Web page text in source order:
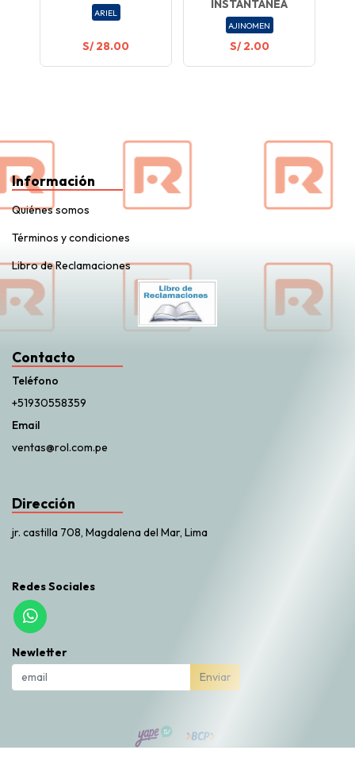
ARIEL
S/ 28.00
INSTANTÁNEA
AJINOMEN
S/ 2.00
Información
Quiénes somos
Términos y condiciones
Libro de Reclamaciones
Contacto
Teléfono
+51930558359
Email
ventas@rol.com.pe
Dirección
jr. castilla 708, Magdalena del Mar, Lima
Redes Sociales
Newletter
Enviar